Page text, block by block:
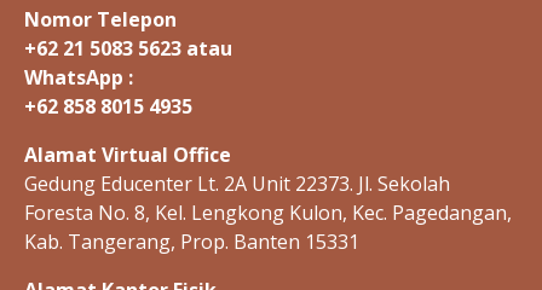
e
s
a
r
c
Nomor Telepon
+62 21 5083 5623 atau
WhatsApp :
+62 858 8015 4935
Alamat Virtual Office
Gedung Educenter Lt. 2A Unit 22373. Jl. Sekolah
Foresta No. 8, Kel. Lengkong Kulon, Kec. Pagedangan,
Kab. Tangerang, Prop. Banten 15331